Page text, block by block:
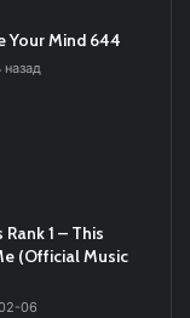
Your Mind 644
назад
1 – This
(Official Music
06